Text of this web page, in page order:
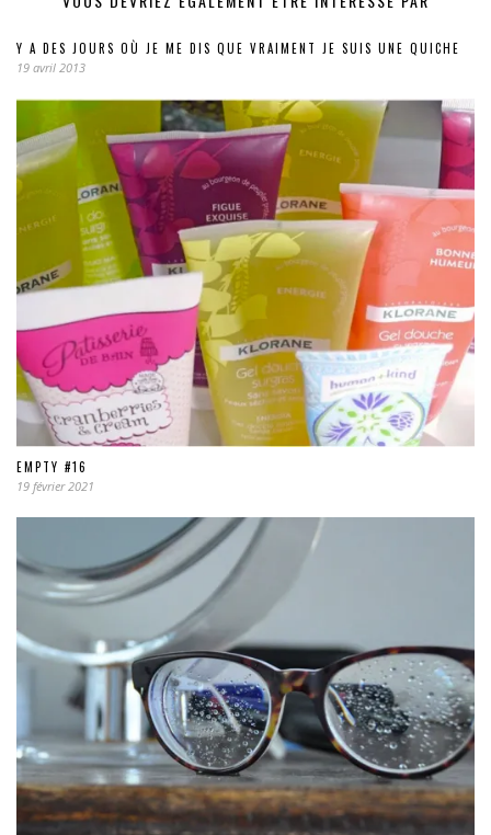
Y A DES JOURS OÙ JE ME DIS QUE VRAIMENT JE SUIS UNE QUICHE
19 avril 2013
EMPTY #16
19 février 2021